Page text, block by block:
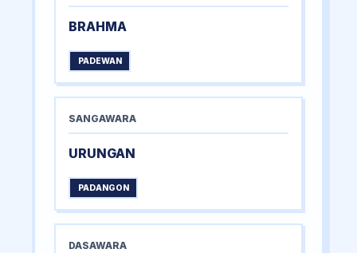
BRAHMA
PADEWAN
SANGAWARA
URUNGAN
PADANGON
DASAWARA